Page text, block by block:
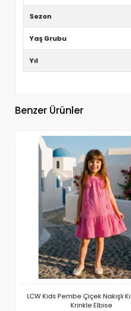
Sezon
Yaş Grubu
Yıl
Benzer Ürünler
LCW Kids Pembe Çiçek Nakışlı
Krinkle Elbise